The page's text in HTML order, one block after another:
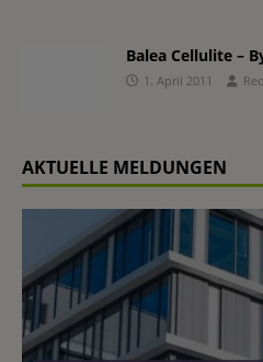
Balea Cellulite –
1. April 2011
AKTUELLE MELDUNGEN